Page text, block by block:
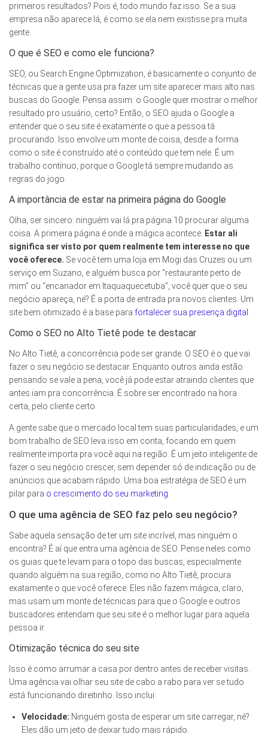
primeiros resultados? Pois é, todo mundo faz isso. Se a sua
empresa não aparece lá, é como se ela nem existisse pra muita
gente.
O que é SEO e como ele funciona?
SEO, ou Search Engine Optimization, é basicamente o conjunto de
técnicas que a gente usa pra fazer um site aparecer mais alto nas
buscas do Google. Pensa assim: o Google quer mostrar o melhor
resultado pro usuário, certo? Então, o SEO ajuda o Google a
entender que o seu site é exatamente o que a pessoa tá
procurando. Isso envolve um monte de coisa, desde a forma
como o site é construído até o conteúdo que tem nele. É um
trabalho contínuo, porque o Google tá sempre mudando as
regras do jogo.
A importância de estar na primeira página do Google
Olha, ser sincero: ninguém vai lá pra página 10 procurar alguma
coisa. A primeira página é onde a mágica acontece. Estar ali
significa ser visto por quem realmente tem interesse no que
você oferece. Se você tem uma loja em Mogi das Cruzes ou um
serviço em Suzano, e alguém busca por “restaurante perto de
mim” ou “encanador em Itaquaquecetuba”, você quer que o seu
negócio apareça, né? É a porta de entrada pra novos clientes. Um
site bem otimizado é a base para fortalecer sua presença digital
Como o SEO no Alto Tietê pode te destacar
No Alto Tietê, a concorrência pode ser grande. O SEO é o que vai
fazer o seu negócio se destacar. Enquanto outros ainda estão
pensando se vale a pena, você já pode estar atraindo clientes que
antes iam pra concorrência. É sobre ser encontrado na hora
certa, pelo cliente certo.
A gente sabe que o mercado local tem suas particularidades, e um
bom trabalho de SEO leva isso em conta, focando em quem
realmente importa pra você aqui na região. É um jeito inteligente de
fazer o seu negócio crescer, sem depender só de indicação ou de
anúncios que acabam rápido. Uma boa estratégia de SEO é um
pilar para o crescimento do seu marketing
O que uma agência de SEO faz pelo seu negócio?
Sabe aquela sensação de ter um site incrível, mas ninguém o
encontra? É aí que entra uma agência de SEO. Pense neles como
os guias que te levam para o topo das buscas, especialmente
quando alguém na sua região, como no Alto Tietê, procura
exatamente o que você oferece. Eles não fazem mágica, claro,
mas usam um monte de técnicas para que o Google e outros
buscadores entendam que seu site é o melhor lugar para aquela
pessoa ir.
Otimização técnica do seu site
Isso é como arrumar a casa por dentro antes de receber visitas.
Uma agência vai olhar seu site de cabo a rabo para ver se tudo
está funcionando direitinho. Isso inclui:
Velocidade: Ninguém gosta de esperar um site carregar, né?
Eles dão um jeito de deixar tudo mais rápido.